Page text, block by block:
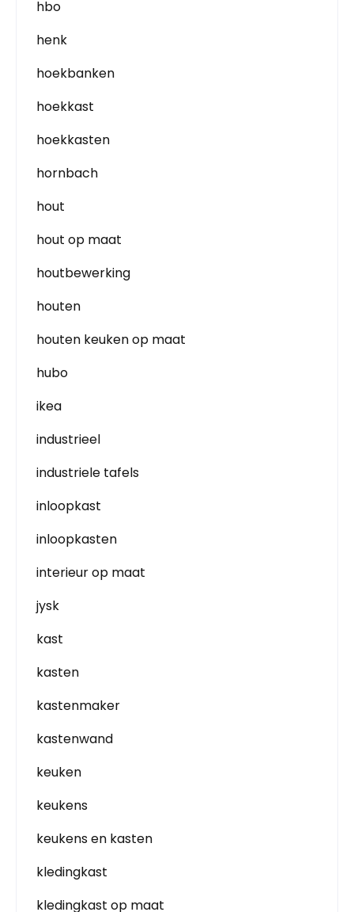
hbo
henk
hoekbanken
hoekkast
hoekkasten
hornbach
hout
hout op maat
houtbewerking
houten
houten keuken op maat
hubo
ikea
industrieel
industriele tafels
inloopkast
inloopkasten
interieur op maat
jysk
kast
kasten
kastenmaker
kastenwand
keuken
keukens
keukens en kasten
kledingkast
kledingkast op maat